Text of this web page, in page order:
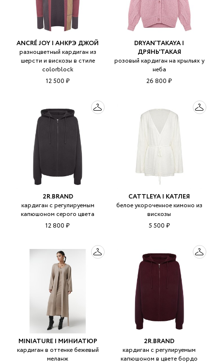
ANCRÉ JOY | АНКРЭ ДЖОЙ
разноцветный кардиган из
шерсти и вискозы в стиле
colorblock
12 500 ₽
DRYAN’TAKAYA |
ДРЯНЬ'ТАКАЯ
розовый кардиган на крыльях у
неба
26 800 ₽
2R.BRAND
кардиган с регулируемым
капюшоном серого цвета
12 800 ₽
CATTLEYA | КАТЛЕЯ
белое укороченное кимоно из
вискозы
5 500 ₽
MINIATURE | МИНИАТЮР
кардиган в оттенке бежевый
меланж
2R.BRAND
кардиган с регулируемым
капюшоном в цвете бордо